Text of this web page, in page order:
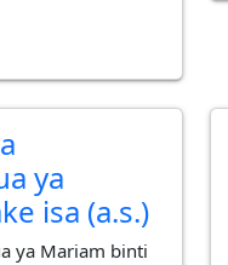
ya
isa (a.s.)
ya Mariam binti